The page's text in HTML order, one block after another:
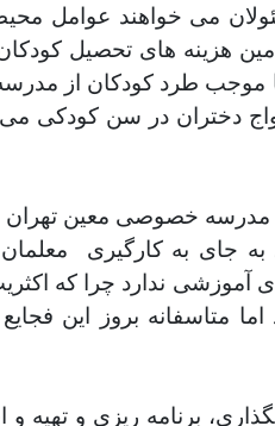
نمی‌شوند ۱۵۱ هزار و ۴۶ نفر هستند." اگر چه
هزینه های تحصیل
موجب طرد کودکان از
دختران در سن کودکی
خصوصی معین تهران
جای به کارگیری
آموزشی ندارد چرا که
متاسفانه بروز این
برنامه ریزی و تهیه